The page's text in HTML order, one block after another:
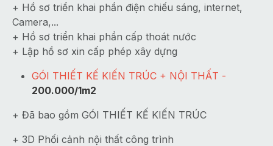
+ Hồ sơ triển khai phần điện chiếu sáng, internet,
Camera,...
+ Hồ sơ triển khai phần cấp thoát nước
+ Lập hồ sơ xin cấp phép xây dựng
GÓI THIẾT KẾ KIẾN TRÚC + NỘI THẤT -
200.000/1m2
+ Đã bao gồm GÓI THIẾT KẾ KIẾN TRÚC
+ 3D Phối cảnh nội thất công trình